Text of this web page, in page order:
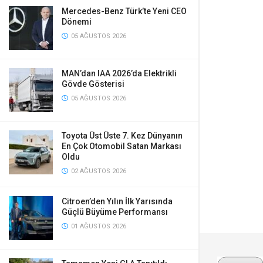
Mercedes-Benz Türk’te Yeni CEO
Dönemi
05 AĞUSTOS 2026
MAN’dan IAA 2026’da Elektrikli
Gövde Gösterisi
05 AĞUSTOS 2026
Toyota Üst Üste 7. Kez Dünyanın
En Çok Otomobil Satan Markası
Oldu
02 AĞUSTOS 2026
Citroen’den Yılın İlk Yarısında
Güçlü Büyüme Performansı
01 AĞUSTOS 2026